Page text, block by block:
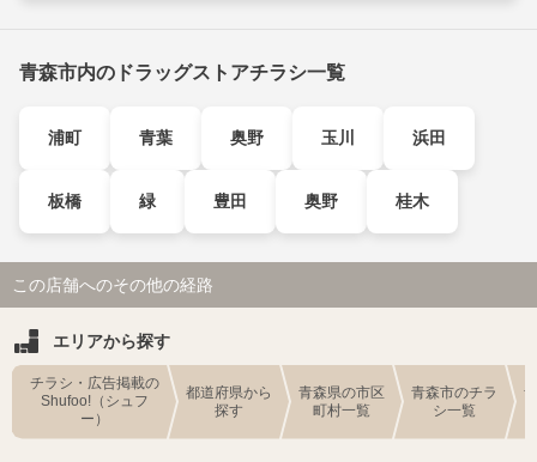
青森市内のドラッグストアチラシ一覧
浦町 青葉 奥野 玉川 浜田
板橋 緑 豊田 奥野 桂木
この店舗へのその他の経路
エリアから探す
チラシ・広告掲載の
Shufoo!（シュフ
ー）
都道府県から
探す
青森県の市区
町村一覧
青森市のチラ
シ一覧